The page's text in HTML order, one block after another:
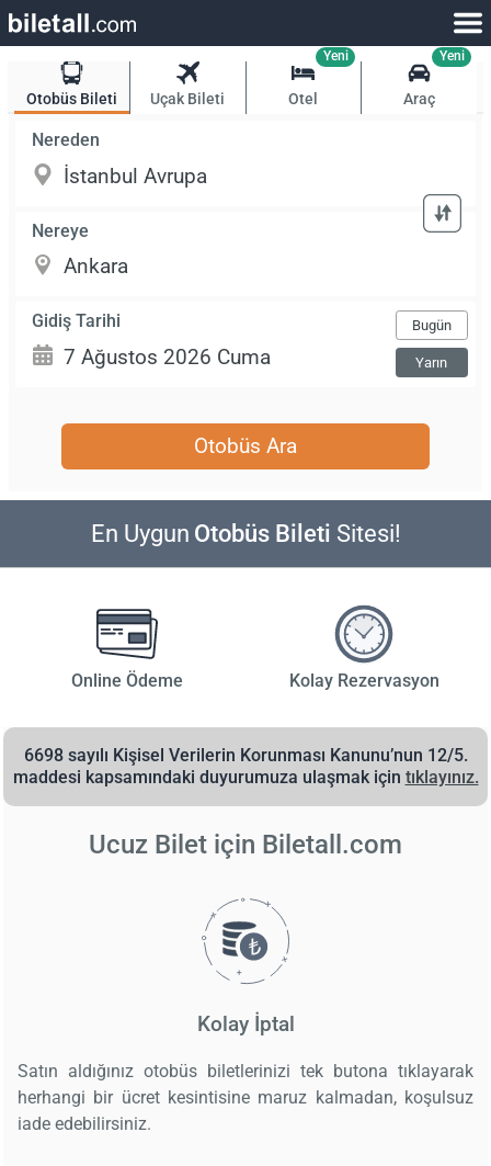
Otobüs Bileti Uçak Bileti Otel
Yeni
Araç
Yeni
Nereden
Nereye
Gidiş Tarihi Bugün
Yarın
Otobüs Ara
En Uygun Otobüs Bileti Sitesi!
Online Ödeme Kolay Rezervasyon
6698 sayılı Kişisel Verilerin Korunması Kanunu’nun 12/5.
maddesi kapsamındaki duyurumuza ulaşmak için tıklayınız.
Ucuz Bilet için Biletall.com
Kolay İptal
Satın aldığınız otobüs biletlerinizi tek butona tıklayarak
herhangi bir ücret kesintisine maruz kalmadan, koşulsuz
iade edebilirsiniz.